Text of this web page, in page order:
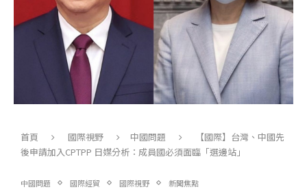
首頁 國際視野 中國問題
【國際】台灣、中國先
後申請加入CPTPP 日媒分析：成員國必須面臨「選邊站」
中國問題 國際經貿 國際視野 新聞焦點